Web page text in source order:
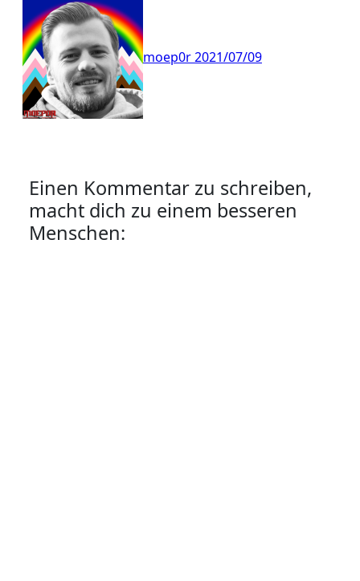
moep0r2021/07/09
Einen Kommentar zu schreiben,
macht dich zu einem besseren
Menschen: